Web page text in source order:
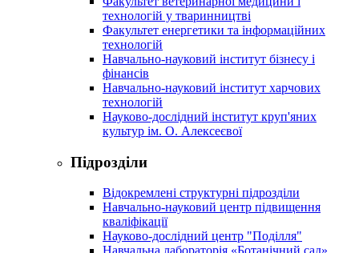
технологій у тваринництві
Факультет енергетики та інформаційних
технологій
Навчально-науковий інститут бізнесу і
фінансів
Навчально-науковий інститут харчових
технологій
Науково-дослідний інститут круп'яних
культур ім. О. Алексеєвої
Підрозділи
Відокремлені структурні підрозділи
Навчально-науковий центр підвищення
кваліфікації
Науково-дослідний центр "Поділля"